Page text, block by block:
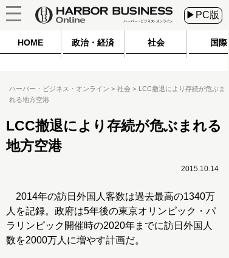
▶PC版
HOME 政治・経済 社会 国際
ハーバー・ビジネス・オンライン 社会
LCC撤退により存続が危ぶま
れる地方空港
LCC撤退により存続が危ぶまれる
地方空港
2015.10.14
2014年の訪日外国人客数は過去最高の1340万
人を記録。政府は5年後の東京オリンピック・パ
ラリンピック開催時の2020年までに訪日外国人
数を2000万人に増やす計画だ。